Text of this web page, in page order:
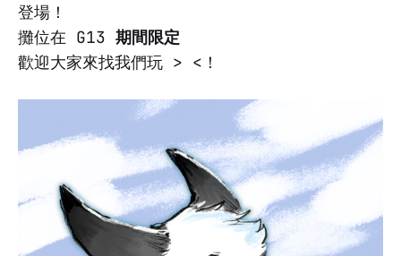
登場！
攤位在 G13 期間限定
歡迎大家來找我們玩 > <！